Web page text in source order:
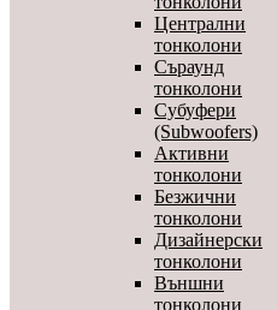
Централни
тонколони
Съраунд
тонколони
Субуфери
(Subwoofers)
Активни
тонколони
Безжични
тонколони
Дизайнерски
тонколони
Външни
тонколони